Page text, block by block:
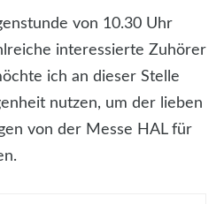
von 10.30 Uhr
interessierte Zuhörer
ich an dieser Stelle
nutzen, um der lieben
von der Messe HAL für